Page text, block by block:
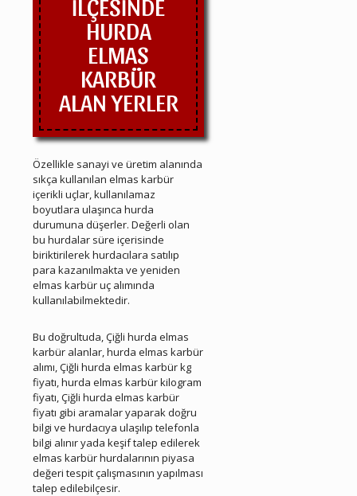
HURDA
ELMAS
KARBÜR
ALAN YERLER
Özellikle sanayi ve üretim alanında
sıkça kullanılan elmas karbür
içerikli uçlar, kullanılamaz
boyutlara ulaşınca hurda
durumuna düşerler. Değerli olan
bu hurdalar süre içerisinde
biriktirilerek hurdacılara satılıp
para kazanılmakta ve yeniden
elmas karbür uç alımında
kullanılabilmektedir.
Bu doğrultuda, Çiğli hurda elmas
karbür alanlar, hurda elmas karbür
alımı, Çiğli hurda elmas karbür kg
fiyatı, hurda elmas karbür kilogram
fiyatı, Çiğli hurda elmas karbür
fiyatı gibi aramalar yaparak doğru
bilgi ve hurdacıya ulaşılıp telefonla
bilgi alınır yada keşif talep edilerek
elmas karbür hurdalarının piyasa
değeri tespit çalışmasının yapılması
talep edilebilçesir.